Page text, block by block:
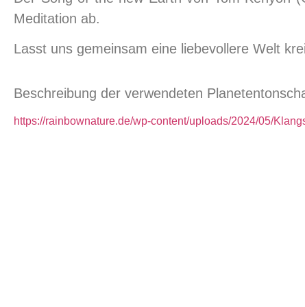
Meditation ab.
Lasst uns gemeinsam eine liebevollere Welt
Beschreibung der verwendeten
https://rainbownature.de/wp-content/uploads/2024/05/